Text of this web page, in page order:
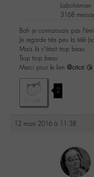
Labohémien
3168
Bah je connaissais pas
Je regarde très peu la télé
Mais là c’était trop beau
Trop trop beau
Merci pour le lien @cricri 😘
2
12 mars 2016 à 11:38